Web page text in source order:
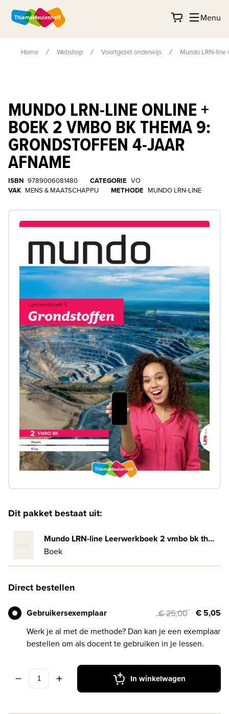
Menu
Home Webshop Voortgezet onderwijs Mundo LRN-line
MUNDO LRN-LINE ONLINE +
BOEK 2 VMBO BK THEMA 9:
GRONDSTOFFEN 4-JAAR
AFNAME
ISBN 9789006081480 CATEGORIE VO
VAK MENS & MAATSCHAPPIJ METHODE MUNDO LRN-LINE
Dit pakket bestaat uit:
Mundo LRN-line Leerwerkboek 2 vmbo bk thema 9: Grondstoffen
Boek
Direct bestellen
Gebruikersexemplaar € 25,00 € 5,05
Werk je al met de methode? Dan kan je een exemplaar
bestellen om als docent te gebruiken in je lessen.
In winkelwagen